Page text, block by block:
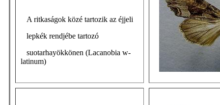
A ritkaságok közé tartozik az éjjeli
lepkék rendjébe tartozó
suotarhayökkönen (Lacanobia w-
latinum)